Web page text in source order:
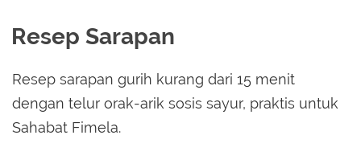
Resep Sarapan
Resep sarapan gurih kurang dari 15 menit
dengan telur orak-arik sosis sayur, praktis untuk
Sahabat Fimela.